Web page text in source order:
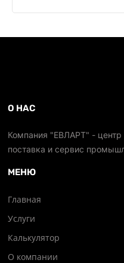
О НАС
Компания "ЕВЛАРТ" -
поставка и сервис
МЕНЮ
Главная
Услуги
Калькулятор
О компании